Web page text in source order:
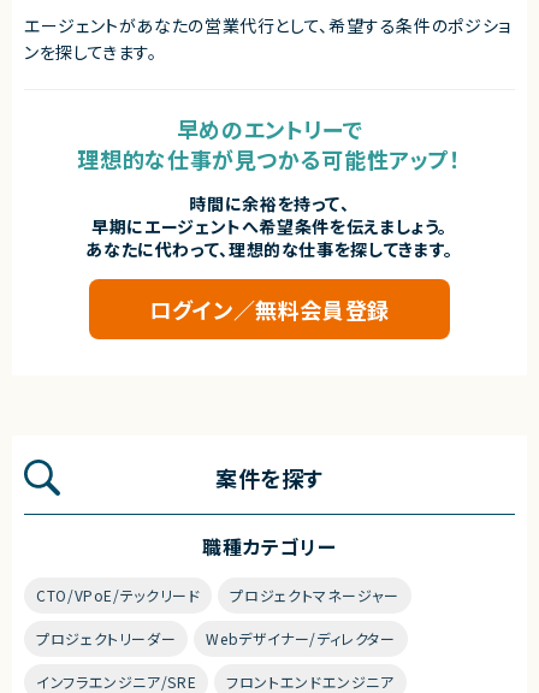
ンサービスの開発に挑戦できます！
◎音楽・SNS・イベントなどリアルなコンテンツ展開と連動するプロダクト開
発に携われます！
◎ソーシャルゲームの運営・グロースノウハウを活かしながら、新たなエンタ
ーテインメント体験の創出に関われます！
◎代表直下の環境で企画から実装、運営改善まで一気通貫で推進できます！
プロダクト開発をリードできます！
エージェントから
◎AI駆動開発・生成AI活用の最前線に関われる希少なコンサルティング案件
市場価値の高い経験を積むことができます！
◎大規模な開発組織に対する技術支援や改善提案を通じて、コンサルティン
グスキルを伸ばせます！
◎CursorやClaude Codeなど最新のAI開発ツールを活用した実践的な支
◎リモート中心の働き方でありながら、顧客折衝や組織変革支援の経験も
積める案件です！
エージェントがあなたの営業代行として、希望する条件のポジショ
ンを探してきます。
早めのエントリーで
理想的な仕事が見つかる可能性アップ！
時間に余裕を持って、
早期にエージェントへ希望条件を伝えましょう。
あなたに代わって、理想的な仕事を探してきます。
ログイン／無料会員登録
案件を探す
職種カテゴリー
CTO/VPoE/テックリード プロジェクトマネージャー
プロジェクトリーダー Webデザイナー/ディレクター
インフラエンジニア/SRE フロントエンドエンジニア